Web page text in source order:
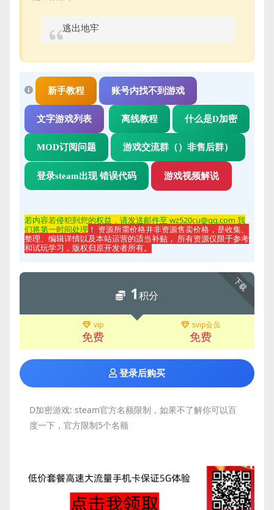
逃出地牢
新手教程 账号内找不到游戏
文字游戏列表 离线教程 什么是D加密
MOD订阅问题 游戏交流群（）非售后群）
登录steam出现 错误代码 游戏视频解说
若内容若侵犯到您的权益，请发送邮件至 wz520cu@qq.com 我
们将第一时间处理 ！ 资源所需价格并非资源售卖价格，是收集、
整理、编辑详情以及本站运营的适当补贴， 所有资源仅限于参考
和试玩学习，版权归原开发者所有。
下载
1积分
vip
免费
svip会员
免费
登录后购买
D加密游戏: steam官方名额限制，如果不了解你可以百
度一下，官方限制5个名额